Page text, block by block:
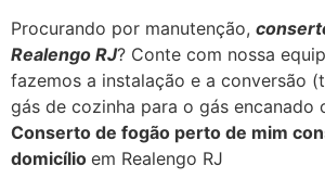
Procurando por manutenção,
Realengo RJ? Conte com nossa
fazemos a instalação e a conversão
gás de cozinha para o gás encanado
Conserto de fogão perto de mim
domicílio em Realengo RJ